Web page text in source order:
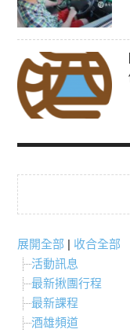
展開全部 | 收合全部
活動訊息
最新揪團行程
最新課程
酒雄頻道